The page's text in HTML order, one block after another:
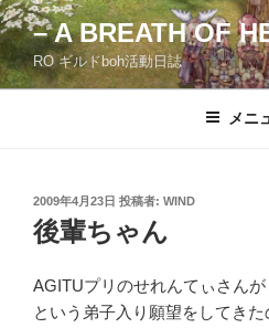
コ
ン
テ
ン
– A BREATH OF
RO ギルドboh活動日誌
メニ
投
稿
日:
2009年4月23日 投稿者: WIND
後輩ちゃん
AGITUプリのせれんてぃさんが
という弟子入り願望をしてき